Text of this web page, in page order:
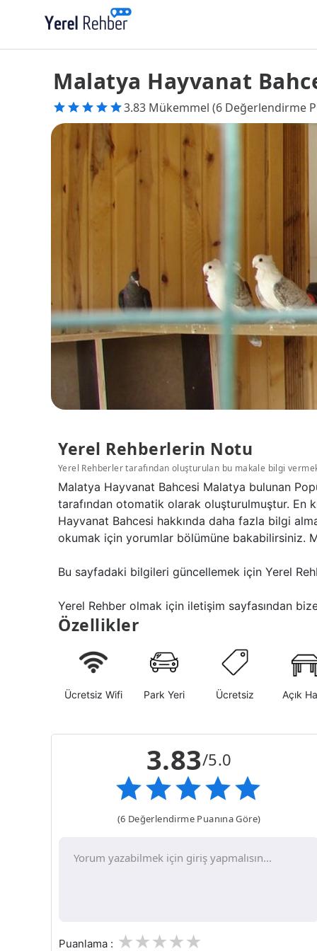
Malatya Hayvanat
3.83 Mükemmel (6 Değerlendirme
Yerel Rehberlerin Notu
Yerel Rehberler tarafından oluşturulan bu makale bilgi
Malatya Hayvanat Bahcesi Malatya bulunan
tarafından otomatik olarak oluşturulmuştur. En
Hayvanat Bahcesi hakkında daha fazla bilgi
okumak için yorumlar bölümüne bakabilirsiniz.
Bu sayfadaki bilgileri güncellemek için Yerel
Yerel Rehber olmak için iletişim sayfasından
Özellikler
Ücretsiz Wifi Park Yeri Ücretsiz Açık
3.83/5.0
(6 Değerlendirme Puanına Göre)
Puanlama : 3
2
1